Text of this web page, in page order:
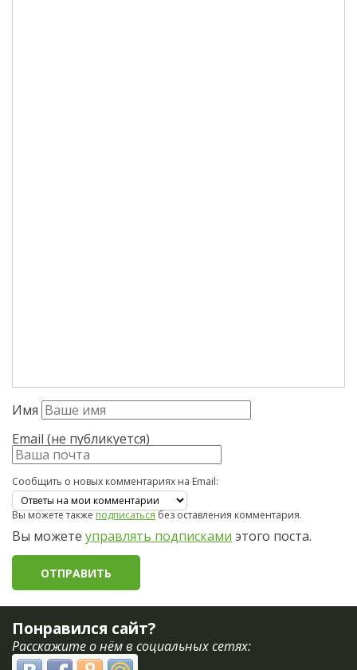
Имя
Email (не публикуется)
Сообщить о новых комментариях на Email:
Вы можете такжеподписатьсябез оставления комментария.
Вы можете управлять подписками этого поста.
Понравился сайт?
Расскажите о нём в социальных сетях: